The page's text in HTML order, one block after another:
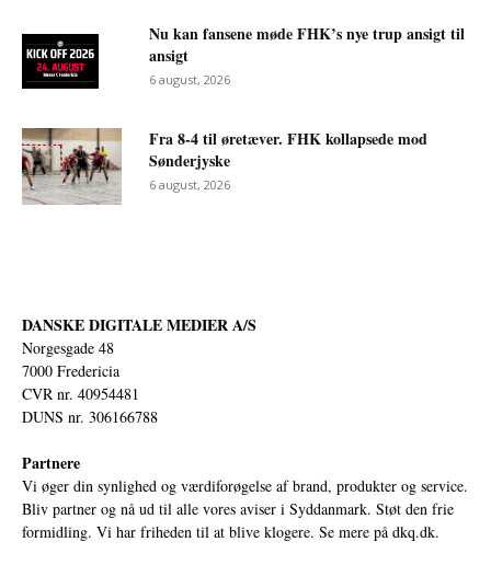
Nu kan fansene møde FHK’s nye trup ansigt til
ansigt
6 august, 2026
Fra 8-4 til øretæver. FHK kollapsede mod
Sønderjyske
6 august, 2026
DANSKE DIGITALE MEDIER A/S
Norgesgade 48
7000 Fredericia
CVR nr. 40954481
DUNS nr. 306166788
Partnere
Vi øger din synlighed og værdiforøgelse af brand, produkter og service.
Bliv partner og nå ud til alle vores aviser i Syddanmark. Støt den frie
formidling. Vi har friheden til at blive klogere. Se mere på dkq.dk.